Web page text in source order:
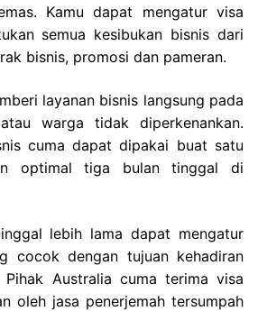
Kamu dapat mengatur visa
semua kesibukan bisnis dari
bisnis, promosi dan pameran.
layanan bisnis langsung pada
warga tidak diperkenankan.
cuma dapat dipakai buat satu
optimal tiga bulan tinggal di
lebih lama dapat mengatur
cocok dengan tujuan kehadiran
Australia cuma terima visa
oleh jasa penerjemah tersumpah